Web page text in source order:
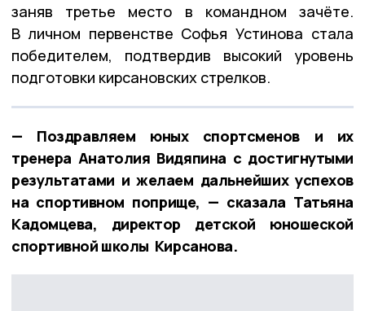
заняв третье место в командном зачёте.
В личном первенстве Софья Устинова стала
победителем, подтвердив высокий уровень
подготовки кирсановских стрелков.
— Поздравляем юных спортсменов и их
тренера Анатолия Видяпина с достигнутыми
результатами и желаем дальнейших успехов
на спортивном поприще, — сказала Татьяна
Кадомцева, директор детской юношеской
спортивной школы Кирсанова.